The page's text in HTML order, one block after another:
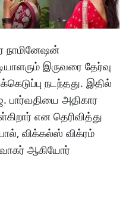
நாமினேஷன்
இருவரை தேர்வு
நடந்தது. இதில்
பார்வதியை அதிகார
என தெரிவித்து
விக்கல்ஸ் விக்ரம்
ஆகியோர்